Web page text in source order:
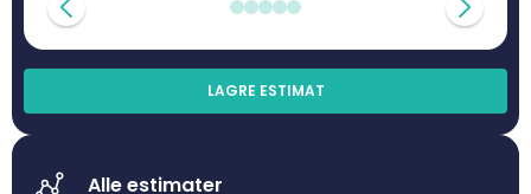
LAGRE ESTIMAT
Alle estimater